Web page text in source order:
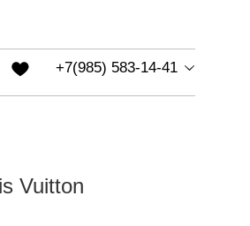
+7(985) 583-14-41
Vuitton